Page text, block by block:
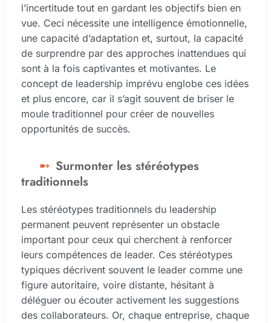
l’incertitude tout en gardant les objectifs bien en
vue. Ceci nécessite une intelligence émotionnelle,
une capacité d’adaptation et, surtout, la capacité
de surprendre par des approches inattendues qui
sont à la fois captivantes et motivantes. Le
concept de leadership imprévu englobe ces idées
et plus encore, car il s’agit souvent de briser le
moule traditionnel pour créer de nouvelles
opportunités de succès.
Surmonter les stéréotypes
traditionnels
Les stéréotypes traditionnels du leadership
permanent peuvent représenter un obstacle
important pour ceux qui cherchent à renforcer
leurs compétences de leader. Ces stéréotypes
typiques décrivent souvent le leader comme une
figure autoritaire, voire distante, hésitant à
déléguer ou écouter activement les suggestions
des collaborateurs. Or, chaque entreprise, chaque